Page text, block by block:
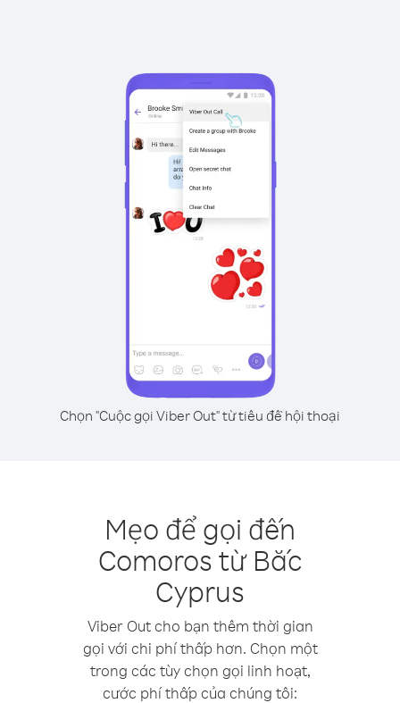
Chọn "Cuộc gọi Viber Out" từ tiêu đề hội thoại
Mẹo để gọi đến
Comoros từ Bắc
Cyprus
Viber Out cho bạn thêm thời gian
gọi với chi phí thấp hơn. Chọn một
trong các tùy chọn gọi linh hoạt,
cước phí thấp của chúng tôi: